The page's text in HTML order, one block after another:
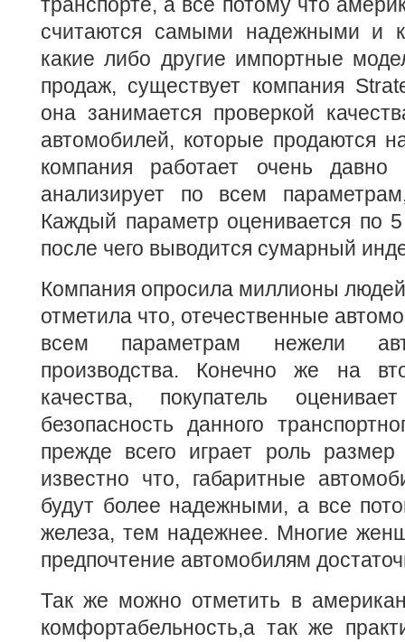
считаются самыми надежными и
какие либо другие импортные
продаж, существует компания
она занимается проверкой
автомобилей, которые продаются
компания работает очень
анализирует по всем
Каждый параметр оценивается по
после чего выводится сумарный
Компания опросила миллионы людей
отметила что, отечественные
всем параметрам нежели
производства. Конечно же на
качества, покупатель
безопасность данного
прежде всего играет роль размер
известно что, габаритные
будут более надежными, а все
железа, тем надежнее. Многие
предпочтение автомобилям
Так же можно отметить в
комфортабельность,а так же